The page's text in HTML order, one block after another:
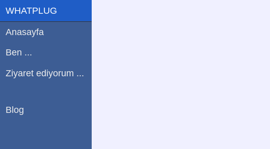
WHATPLUG
Anasayfa
Ben ...
Ziyaret ediyorum ...
Blog